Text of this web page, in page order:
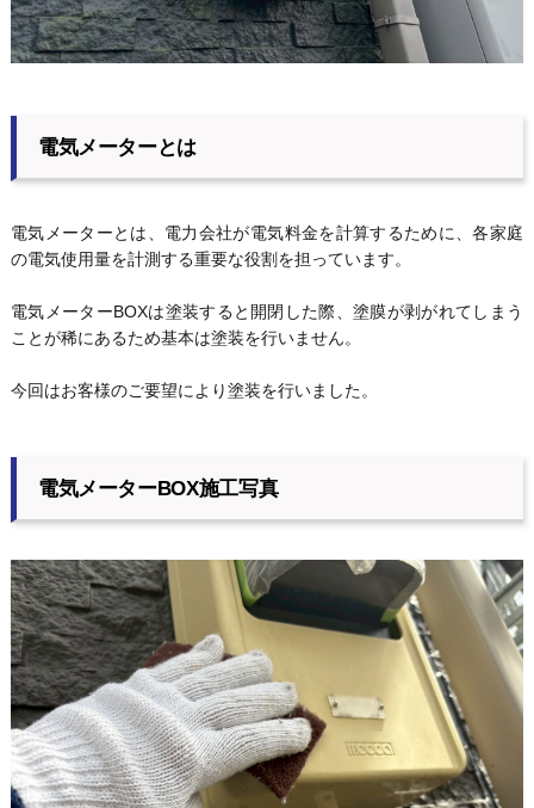
電気メーターとは
電気メーターとは、電力会社が電気料金を計算するために、各家庭
の電気使用量を計測する重要な役割を担っています。
電気メーターBOXは塗装すると開閉した際、塗膜が剥がれてしまう
ことが稀にあるため基本は塗装を行いません。
今回はお客様のご要望により塗装を行いました。
電気メーターBOX施工写真